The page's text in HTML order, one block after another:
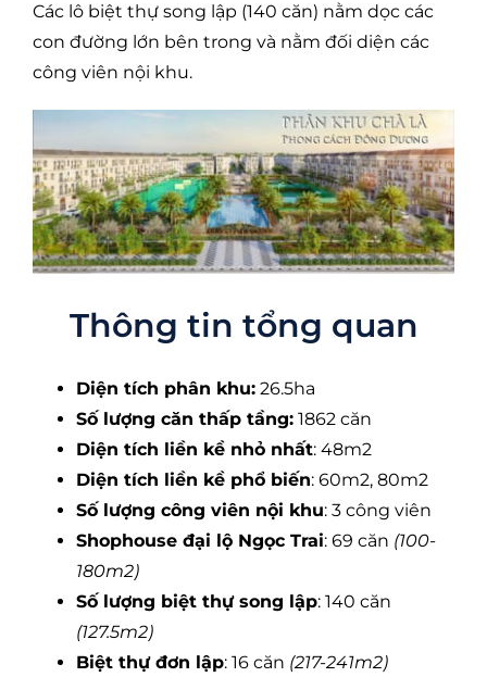
Các lô biệt thự song lập (140 căn) nằm dọc các
con đường lớn bên trong và nằm đối diện các
công viên nội khu.
Thông tin tổng quan
Diện tích phân khu:26.5ha
Số lượng căn thấp tầng:1862 căn
Diện tích liền kề nhỏ nhất: 48m2
Diện tích liền kề phổ biến: 60m2, 80m2
Số lượng công viên nội khu: 3 công viên
Shophouse đại lộ Ngọc Trai: 69 căn (100-
180m2)
Số lượng biệt thự song lập: 140 căn
(127.5m2)
Biệt thự đơn lập: 16 căn (217-241m2)